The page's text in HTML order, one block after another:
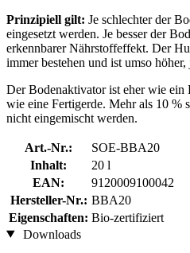
Prinzipiell gilt: Je schlechter der
eingesetzt werden. Je besser der
erkennbarer Nährstoffeffekt. Der
immer bestehen und ist umso
Der Bodenaktivator ist eher wie ein
wie eine Fertigerde. Mehr als 10 %
nicht eingemischt werden.
Art.-Nr.:
SOE-BBA20
Inhalt:
20 l
EAN:
9120009100042
Hersteller-Nr.: BBA20
Eigenschaften: Bio-zertifiziert
Downloads